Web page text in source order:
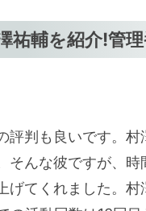
祐輔を紹介!管
評判も良いです。
そんな彼ですが、
げてくれました。